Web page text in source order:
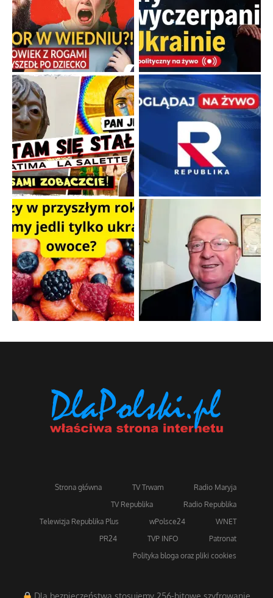
Strona główna TV Trwam
Radio Maryja
TV Republika
Radio Republika
Telewizja Republika Plus
wPolsce24
WNET
PR24
TVP INFO
Patronat
Polityka bloga oraz pliki cookies